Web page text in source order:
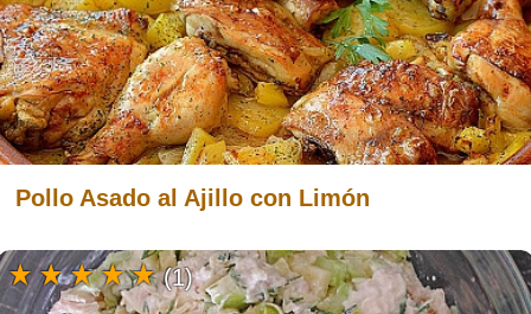
Pollo Asado al Ajillo con Limón
(1)